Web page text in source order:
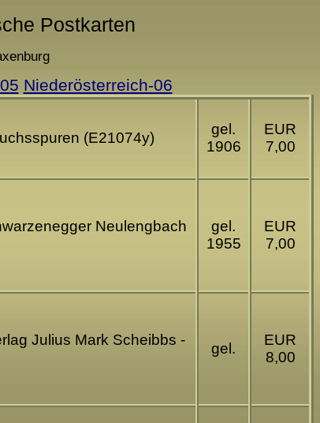
Postkarten
Niederösterreich-06
(E21074y)
gel.
1906
EUR
7,00
Neulengbach
gel.
1955
EUR
7,00
Julius Mark Scheibbs -
gel.
EUR
8,00